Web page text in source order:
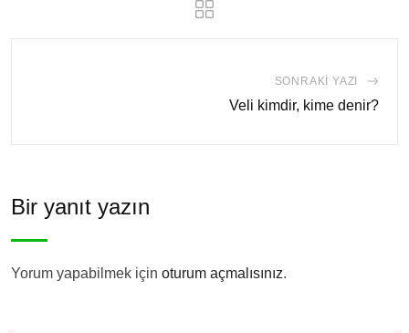
SONRAKI YAZI
Veli kimdir, kime denir?
Bir yanıt yazın
Yorum yapabilmek için oturum açmalısınız.